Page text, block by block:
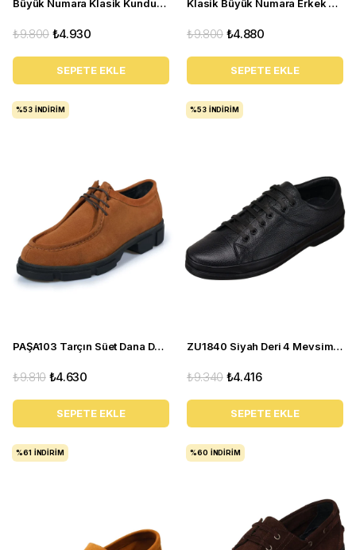
Büyük Numara Klasik Kundura - NV1088 Koyu Lacivert
₺4.930
₺9.800
SEPETE EKLE
Klasik Büyük Numara Erkek Ayakkabı - NR1954 Taba
₺4.880
₺9.800
SEPETE EKLE
PAŞA103 Tarçın Süet Dana Derisi Esnek rahagt Termo Taban Rahat Geniş Konforlu Taban. ÖZEL Seri.
₺4.630
₺9.810
SEPETE EKLE
%53 İNDIRIM
ZU1840 Siyah Deri 4 Mevsim Büyük Numara Üst Kalite Erkek Ayakkabısı
₺4.416
₺9.340
SEPETE EKLE
%53 İNDIRIM
%61 İNDIRIM %60 İNDIRIM